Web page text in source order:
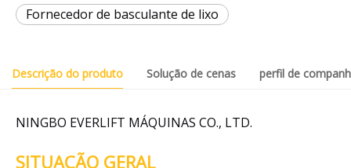
Fornecedor de basculante de lixo
Descrição do produto Solução de cenas perfil de
NINGBO EVERLIFT MÁQUINAS CO., LTD.
SITUAÇÃO GERAL